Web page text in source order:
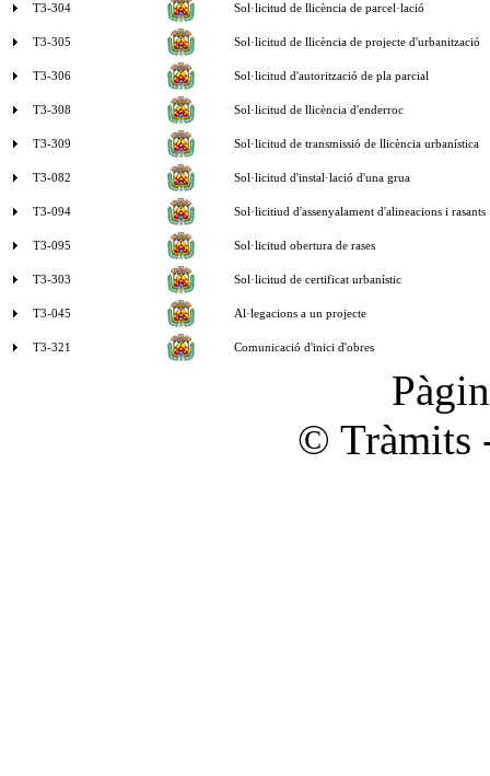
T3-304 Sol·licitud de llicència de parcel·lació
T3-305 Sol·licitud de llicència de projecte d'urbanització
T3-306 Sol·licitud d'autorització de pla parcial
T3-308 Sol·licitud de llicència d'enderroc
T3-309 Sol·licitud de transmissió de llicència urbanística
T3-082 Sol·licitud d'instal·lació d'una grua
T3-094 Sol·licitiud d'assenyalament d'alineacions i rasants
T3-095 Sol·licitud obertura de rases
T3-303 Sol·licitud de certificat urbaní­stic
T3-045 Al·legacions a un projecte
T3-321 Comunicació d'inici d'obres
© Tràmits